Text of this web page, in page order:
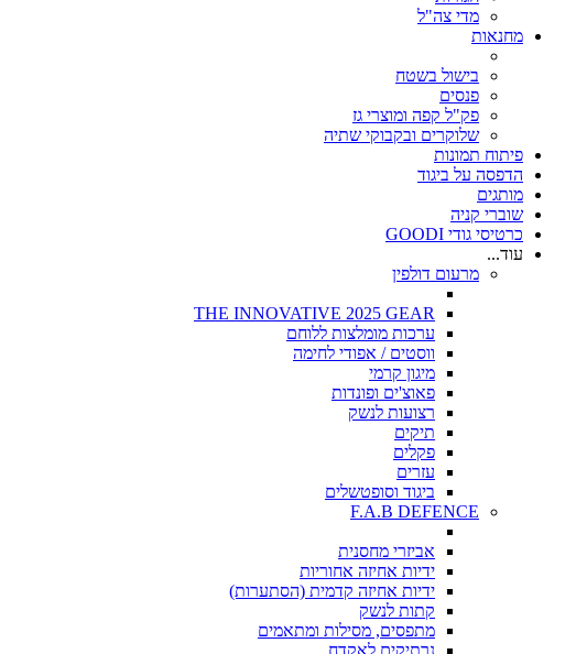
מדי צה"ל
מחנאות
בישול בשטח
פנסים
פק"ל קפה ומוצרי גז
שלוקרים ובקבוקי שתיה
פיתוח תמונות
הדפסה על ביגוד
מותגים
שוברי קניה
כרטיסי גודי GOODI
עוד...
מרעום דולפין
THE INNOVATIVE 2025 GEAR
ערכות מומלצות ללוחם
ווסטים / אפודי לחימה
מיגון קרמי
פאוצ'ים ופונדות
רצועות לנשק
תיקים
פקלים
עזרים
ביגוד וסופטשלים
F.A.B DEFENCE
אביזרי מחסנית
ידיות אחיזה אחוריות
ידיות אחיזה קדמית (הסתערות)
קתות לנשק
מתפסים, מסילות ומתאמים
נרתיקים לאקדח